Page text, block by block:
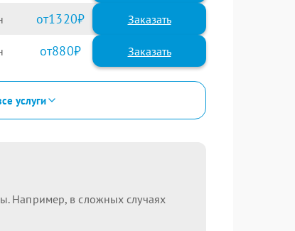
1320
880
услуги
Например, в сложных случаях